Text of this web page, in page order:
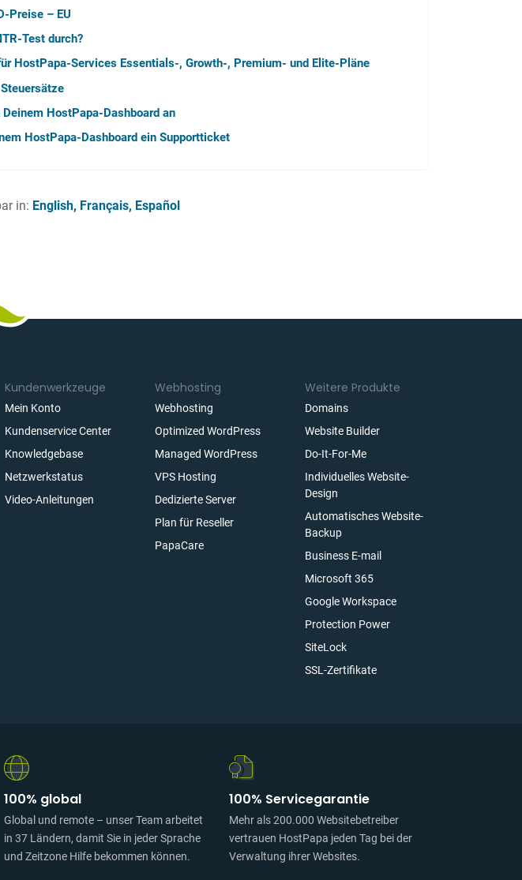
Preise – EU
Test durch?
HostPapa-Services Essentials-, Growth-, Premium- und Elite-Pläne
HostPapa-Dashboard an
HostPapa-Dashboard ein Supportticket
in: English Français Español
Kundenwerkzeuge
Mein Konto
Kundenservice Center
Knowledgebase
Netzwerkstatus
Video-Anleitungen
Webhosting
Webhosting
Optimized WordPress
Managed WordPress
VPS Hosting
Dedizierte Server
Plan für Reseller
PapaCare
Weitere Produkte
Domains
Website Builder
Do-It-For-Me
Individuelles Website-
Design
Automatisches Website-
Backup
Business E-mail
Microsoft 365
Google Workspace
Protection Power
SiteLock
SSL-Zertifikate
100% global
Global und remote – unser Team arbeitet
in 37 Ländern, damit Sie in jeder Sprache
und Zeitzone Hilfe bekommen können.
100% Servicegarantie
Mehr als 200.000 Websitebetreiber
vertrauen HostPapa jeden Tag bei der
Verwaltung ihrer Websites.